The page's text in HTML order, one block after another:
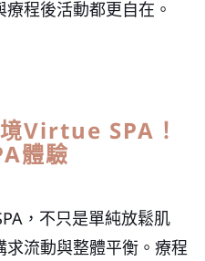
程後活動都更自在。
Virtue SPA！
體驗
，不只是單純放鬆肌
流動與整體平衡。療程